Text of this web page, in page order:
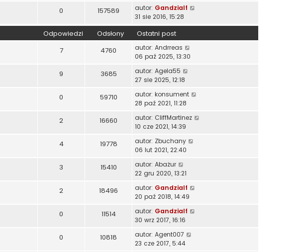
0 157589 autor: Gandzialf
31 sie 2016, 15:28
Odpowiedzi Odsłony Ostatni post
7 4760 autor: Andrreas
06 paź 2025, 13:30
9 3685 autor: Agela55
27 sie 2025, 12:18
0 59710 autor: konsument
28 paź 2021, 11:28
2 16660 autor: CliffMartinez
10 cze 2021, 14:39
4 19778 autor: Zbuchany
06 lut 2021, 22:40
3 15410 autor: Abażur
22 gru 2020, 13:21
2 18496 autor: Gandzialf
20 paź 2018, 14:49
0 11514 autor: Gandzialf
30 wrz 2017, 16:16
0 10818 autor: Agent007
23 cze 2017, 5:44